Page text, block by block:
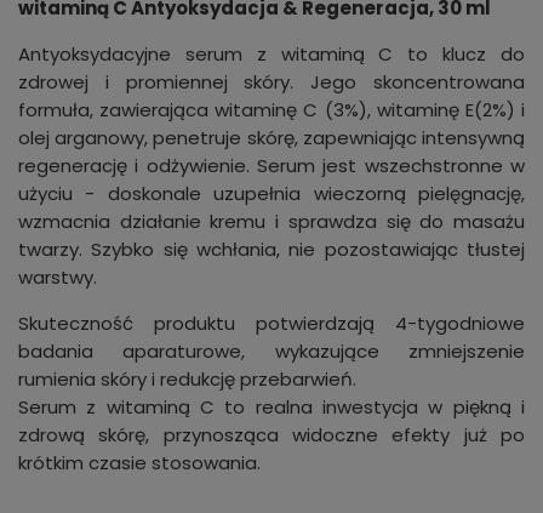
witaminą C Antyoksydacja & Regeneracja, 30 ml
Antyoksydacyjne serum z witaminą C to klucz do
zdrowej i promiennej skóry. Jego skoncentrowana
formuła, zawierająca witaminę C (3%), witaminę E(2%) i
olej arganowy, penetruje skórę, zapewniając intensywną
regenerację i odżywienie. Serum jest wszechstronne w
użyciu - doskonale uzupełnia wieczorną pielęgnację,
wzmacnia działanie kremu i sprawdza się do masażu
twarzy. Szybko się wchłania, nie pozostawiając tłustej
warstwy.
Skuteczność produktu potwierdzają 4-tygodniowe
badania aparaturowe, wykazujące zmniejszenie
rumienia skóry i redukcję przebarwień.
Serum z witaminą C to realna inwestycja w piękną i
zdrową skórę, przynosząca widoczne efekty już po
krótkim czasie stosowania.